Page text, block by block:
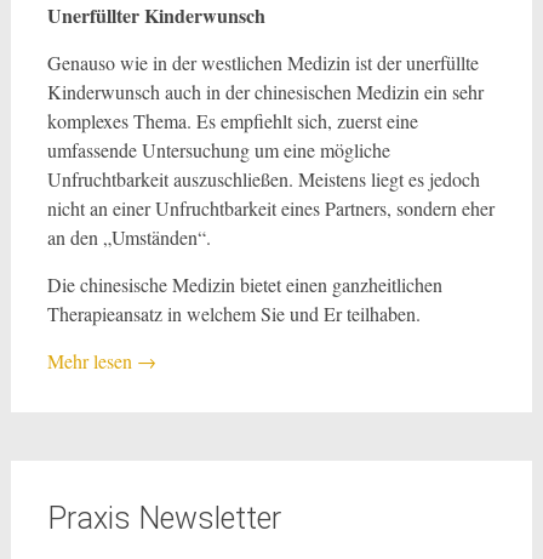
Unerfüllter Kinderwunsch
Genauso wie in der westlichen Medizin ist der unerfüllte
Kinderwunsch auch in der chinesischen Medizin ein sehr
komplexes Thema. Es empfiehlt sich, zuerst eine
umfassende Untersuchung um eine mögliche
Unfruchtbarkeit auszuschließen. Meistens liegt es jedoch
nicht an einer Unfruchtbarkeit eines Partners, sondern eher
an den „Umständen“.
Die chinesische Medizin bietet einen ganzheitlichen
Therapieansatz in welchem Sie und Er teilhaben.
Mehr lesen →
Praxis Newsletter